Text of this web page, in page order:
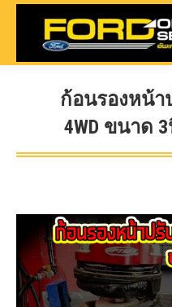
ก้อนรองหน้า
4WD ขนาด